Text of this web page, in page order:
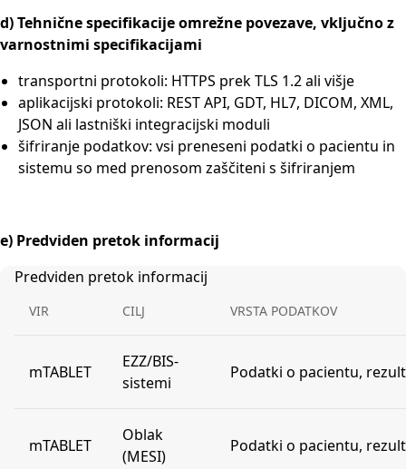
d) Tehnične specifikacije omrežne povezave, vključno z
varnostnimi specifikacijami
transportni protokoli: HTTPS prek TLS 1.2 ali višje
aplikacijski protokoli: REST API, GDT, HL7, DICOM, XML,
JSON ali lastniški integracijski moduli
šifriranje podatkov: vsi preneseni podatki o pacientu in
sistemu so med prenosom zaščiteni s šifriranjem
e) Predviden pretok informacij
Predviden pretok informacij
VIR CILJ VRSTA PODATKOV
mTABLET
EZZ/BIS-
sistemi
Podatki o pacientu,
mTABLET
Oblak
(MESI)
Podatki o pacientu,